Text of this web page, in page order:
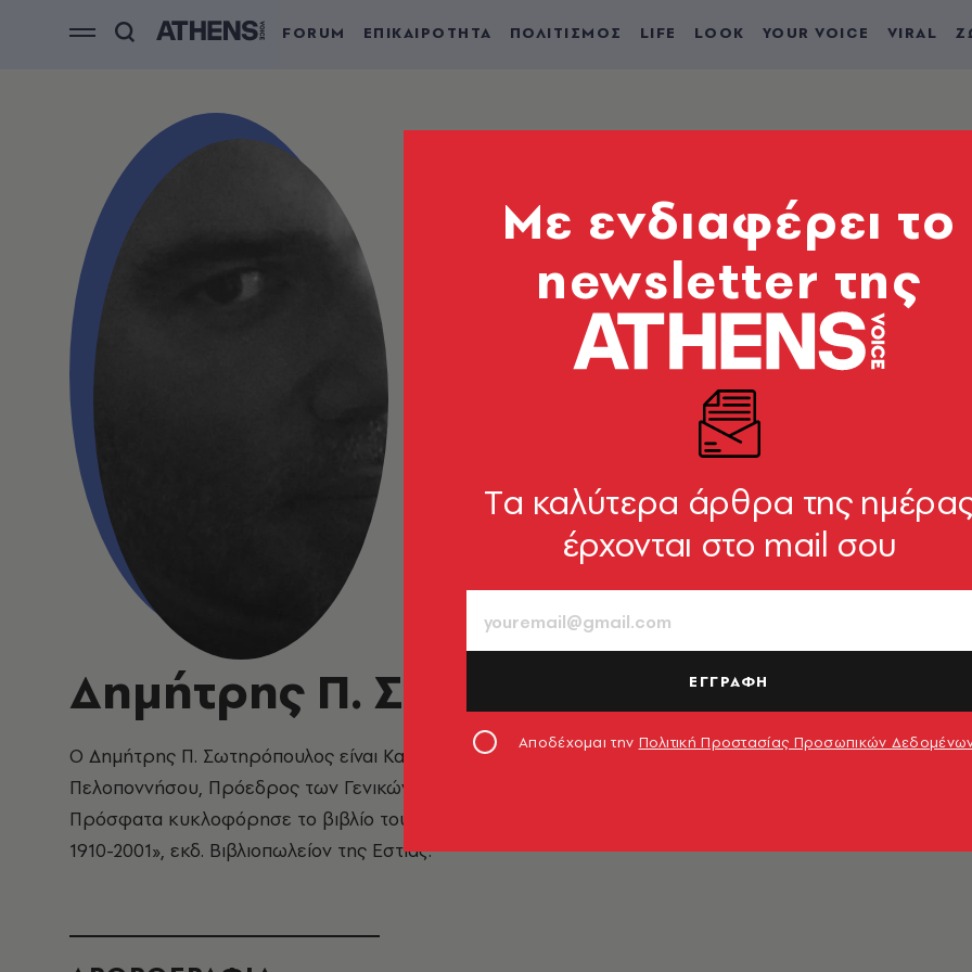
FORUM ΕΠΙΚΑΙΡΟΤΗΤΑ ΠΟΛΙΤΙΣΜΟΣ LIFE LOOK YOUR VOICE VIRAL
Δημήτρης Π. Σωτηρόπουλος
Ο Δημήτρης Π. Σωτηρόπουλος είναι Καθηγητής Σύγχρονης Πολιτικής Ιστορίας στο Πανεπιστήμιο
Πελοποννήσου, Πρόεδρος των Γενικών Αρχείων του Κράτους
Πρόσφατα κυκλοφόρησε το βιβλίο του «Φάσεις και αντιφάσεις του ελληνικού κράτους στον εικοστό
1910-2001», εκδ. Βιβλιοπωλείον της Εστίας.
Mε ενδιαφέρει το
newsletter της
Tα καλύτερα άρθρα της
έρχονται στο mail σου
ΕΓΓΡΑΦΗ
Αποδέχομαι την Πολιτική Προστασίας Προσωπικών